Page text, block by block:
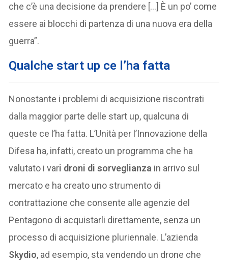
che c’è una decisione da prendere […] È un po’ come
essere ai blocchi di partenza di una nuova era della
guerra”.
Qualche start up ce l’ha fatta
Nonostante i problemi di acquisizione riscontrati
dalla maggior parte delle start up, qualcuna di
queste ce l’ha fatta. L’Unità per l’Innovazione della
Difesa ha, infatti, creato un programma che ha
valutato i vari droni di sorveglianza in arrivo sul
mercato e ha creato uno strumento di
contrattazione che consente alle agenzie del
Pentagono di acquistarli direttamente, senza un
processo di acquisizione pluriennale. L’azienda
Skydio, ad esempio, sta vendendo un drone che